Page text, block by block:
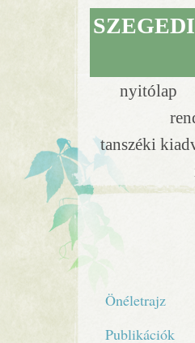
SZEGEDI
nyitólap
tanszéki
Önéletrajz
Publikációk